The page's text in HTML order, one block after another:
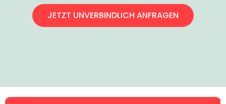
JETZT UNVERBINDLICH ANFRAGEN